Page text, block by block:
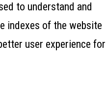
to understand and
indexes of the website
user experience for